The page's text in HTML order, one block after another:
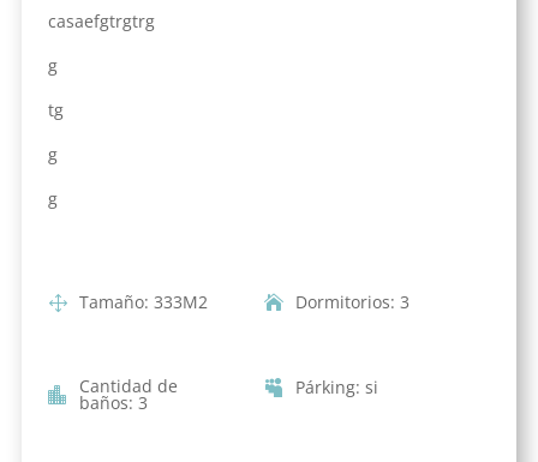
casaefgtrgtrg
g
tg
g
g
Tamaño: 333M2 Dormitorios: 3
Cantidad de
baños: 3
Párking: si